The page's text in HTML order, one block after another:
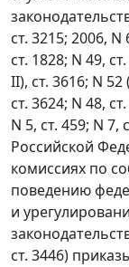
ст. 3215; 2006, N
ст. 1828; N 49,
II), ст. 3616; N 52
ст. 3624; N 48,
N 5, ст. 459; N
Российской
комиссиях по
поведению
и
ст. 3446)